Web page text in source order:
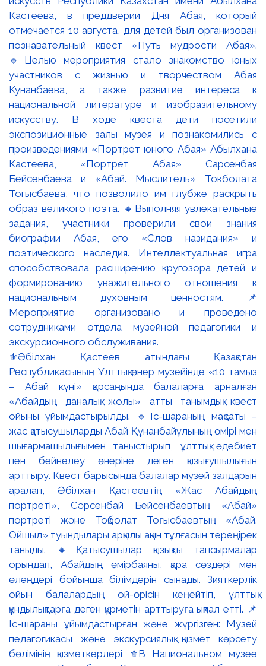
⚜️Әбілхан Қастеев атындағы Қазақстан
Республикасының Ұлттық өнер музейінде «10 тамыз
– Абай күні» қарсаңында балаларға арналған
«Абайдың даналық жолы» атты танымдық квест
ойыны ұйымдастырылды. 🔹Іс-шараның мақсаты –
жас қатысушыларды Абай Құнанбайұлының өмірі мен
шығармашылығымен таныстырып, ұлттық әдебиет
пен бейнелеу өнеріне деген қызығушылығын
арттыру. Квест барысында балалар музей залдарын
аралап, Әбілхан Қастеевтің «Жас Абайдың
портреті», Сәрсенбай Бейсенбаевтың «Абай»
портреті және Тоқболат Тоғысбаевтың «Абай.
Ойшыл» туындылары арқылы ақын тұлғасын тереңірек
таныды. 🔸Қатысушылар қызықты тапсырмалар
орындап, Абайдың өмірбаяны, қара сөздері мен
өлеңдері бойынша білімдерін сынады. Зияткерлік
ойын балалардың ой-өрісін кеңейтіп, ұлттық
құндылықтарға деген құрметін арттыруға ықпал етті. 📌
Іс-шараны ұйымдастырған және жүргізген: Музей
педагогикасы және экскурсиялық қызмет көрсету
бөлімінің қызметкерлері ⚜️В Национальном музее